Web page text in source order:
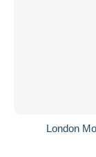
London